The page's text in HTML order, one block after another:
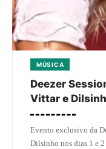
MÚSICA
Deezer
Vittar e
Evento exclusivo da
Dilsinho nos dias 1 e